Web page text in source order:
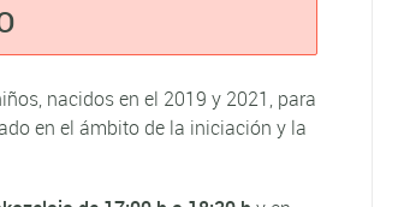
nacidos en el 2019 y 2021, para
en el ámbito de la iniciación y la